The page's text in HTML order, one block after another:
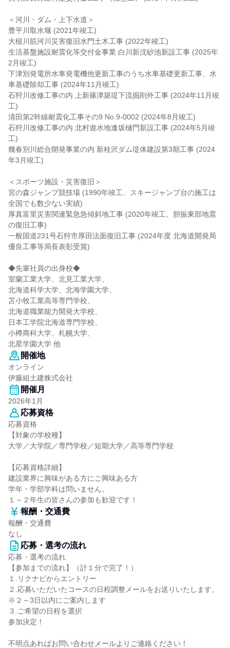
＜河川・ダム・上下水道＞
豊平川取水堰 (2021年竣工)
大槌川筋河川災害復旧水門土木工事 (2022年竣工)
生活基盤施設耐震化等交付金事業 白川新沈砂池新設工事 (2025年
2月竣工)
下津別発電所水車発電機他更新工事のうち水車基礎更新工事、水
車基礎除却工事 (2024年11月竣工)
石狩川改修工事の内 上新篠津築堤下流掘削外工事 (2024年11月竣
工)
清田第2幹線耐震化工事その9 No.9-0002 (2024年8月竣工)
石狩川改修工事の内 北村遊水地逢坂樋門新設工事 (2024年5月竣
工)
幾春別川総合開発事業の内 新桂沢ダム堤体建設第3期工事 (2024
年3月竣工)
＜スポーツ施設・災害復旧＞
宮の森ジャンプ競技場 (1990年竣工、スキージャンプ台の施工は
全国でも数少ない実績)
厚真富里災害関連緊急急傾斜地工事 (2020年竣工、胆振東部地震
の復旧工事)
一般国道231号石狩市厚田法面復旧工事 (2024年度 北海道開発局
優良工事等局長表彰受賞)
◆先輩社員の出身校◆
室蘭工業大学、北見工業大学、
北海道科学大学、北海学園大学、
苫小牧工業高等専門学校、
北海道職業能力開発大学校、
日本工学院北海道専門学校、
小樽商科大学、札幌大学、
北星学園大学 他
開催地
オンライン
伊藤組土建株式会社
開催月
2026年1月
応募資格
応募資格
【対象の学校種】
大学／大学院／専門学校／短期大学／高等専門学校
【応募資格詳細】
建設業界に興味がある方にご興味ある方
学年・学部学科は問いません。
１～２年生の皆さんの参加も歓迎です！
報酬・交通費
報酬・交通費
なし
応募・選考の流れ
応募・選考の流れ
【参加までの流れ】（計１分で完了！）
１.リクナビからエントリー
２.応募いただいたコースの日程調整メールをお送りいたします。
※２～3日以内にご案内します
３.ご希望の日程を選択
参加決定！
不明点あればお問い合わせメールよりご連絡ください！